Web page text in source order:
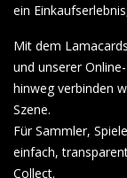
ein
Mit dem
und unserer
hinweg verbinden
Szene.
Für Sammler,
einfach,
Collect.